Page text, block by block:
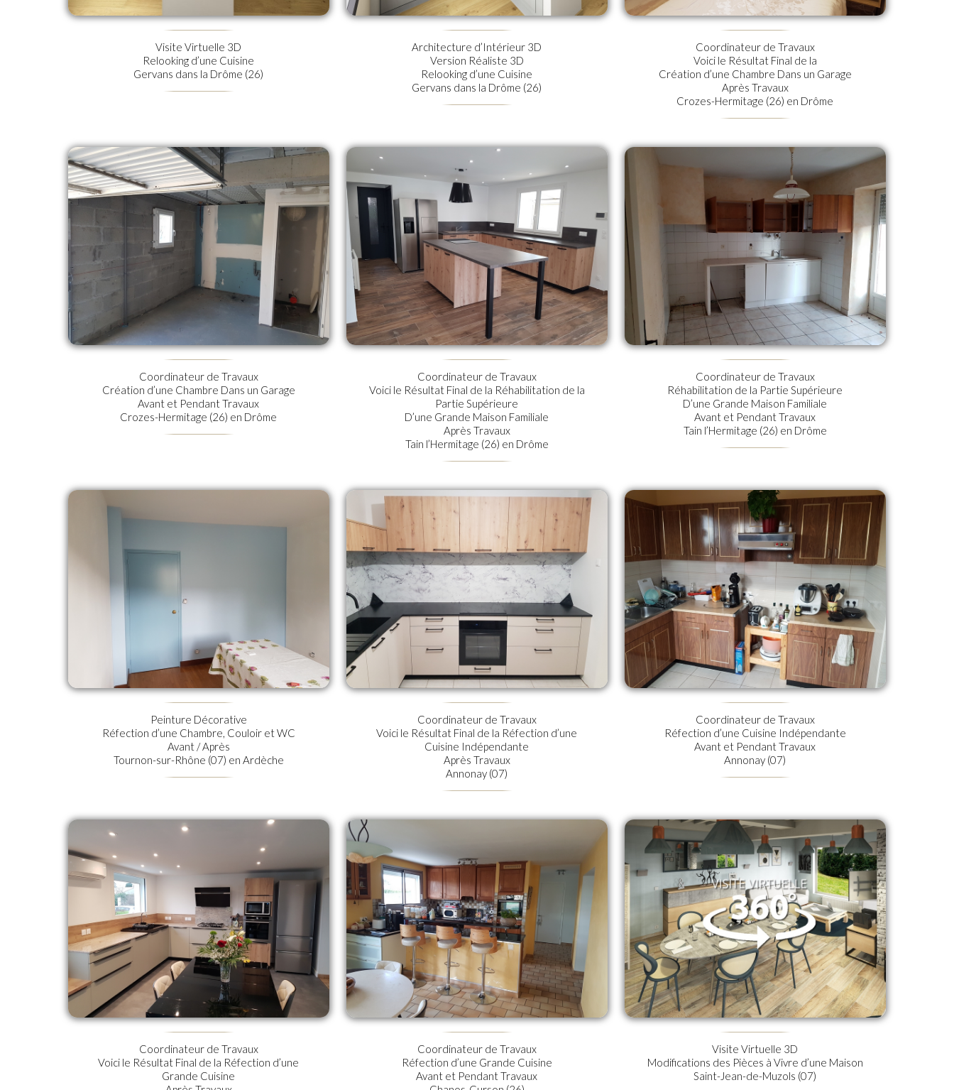
Visite Virtuelle 3D
Relooking d’une Cuisine
Gervans dans la Drôme (26)
Architecture d’Intérieur 3D
Version Réaliste 3D
Relooking d’une Cuisine
Gervans dans la Drôme (26)
Coordinateur de Travaux
Voici le Résultat Final de la
Création d’une Chambre Dans un Garage
Après Travaux
Crozes-Hermitage (26) en Drôme
Coordinateur de Travaux
Création d’une Chambre Dans un Garage
Avant et Pendant Travaux
Crozes-Hermitage (26) en Drôme
Coordinateur de Travaux
Voici le Résultat Final de la Réhabilitation de la
Partie Supérieure
D’une Grande Maison Familiale
Après Travaux
Tain l’Hermitage (26) en Drôme
Coordinateur de Travaux
Réhabilitation de la Partie Supérieure
D’une Grande Maison Familiale
Avant et Pendant Travaux
Tain l’Hermitage (26) en Drôme
Peinture Décorative
Réfection d’une Chambre, Couloir et WC
Avant / Après
Tournon-sur-Rhône (07) en Ardèche
Coordinateur de Travaux
Voici le Résultat Final de la Réfection d’une
Cuisine Indépendante
Après Travaux
Annonay (07)
Coordinateur de Travaux
Réfection d’une Cuisine Indépendante
Avant et Pendant Travaux
Annonay (07)
Coordinateur de Travaux
Voici le Résultat Final de la Réfection d’une
Grande Cuisine
Coordinateur de Travaux
Réfection d’une Grande Cuisine
Avant et Pendant Travaux
Visite Virtuelle 3D
Modifications des Pièces à Vivre d’une Maison
Saint-Jean-de-Muzols (07)